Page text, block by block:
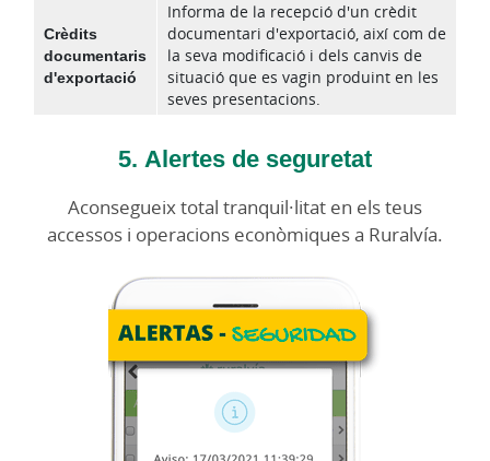
Crèdits
documentaris
d'exportació
Informa de la recepció d'un crèdit
documentari d'exportació, així com de
la seva modificació i dels canvis de
situació que es vagin produint en les
seves presentacions.
5. Alertes de seguretat
Aconsegueix total tranquil·litat en els teus
accessos i operacions econòmiques a Ruralvía.